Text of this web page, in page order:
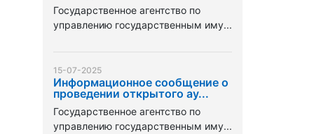
Государственное агентство по
управлению государственным иму...
15-07-2025
Информационное сообщение о
проведении открытого ау...
Государственное агентство по
управлению государственным иму...